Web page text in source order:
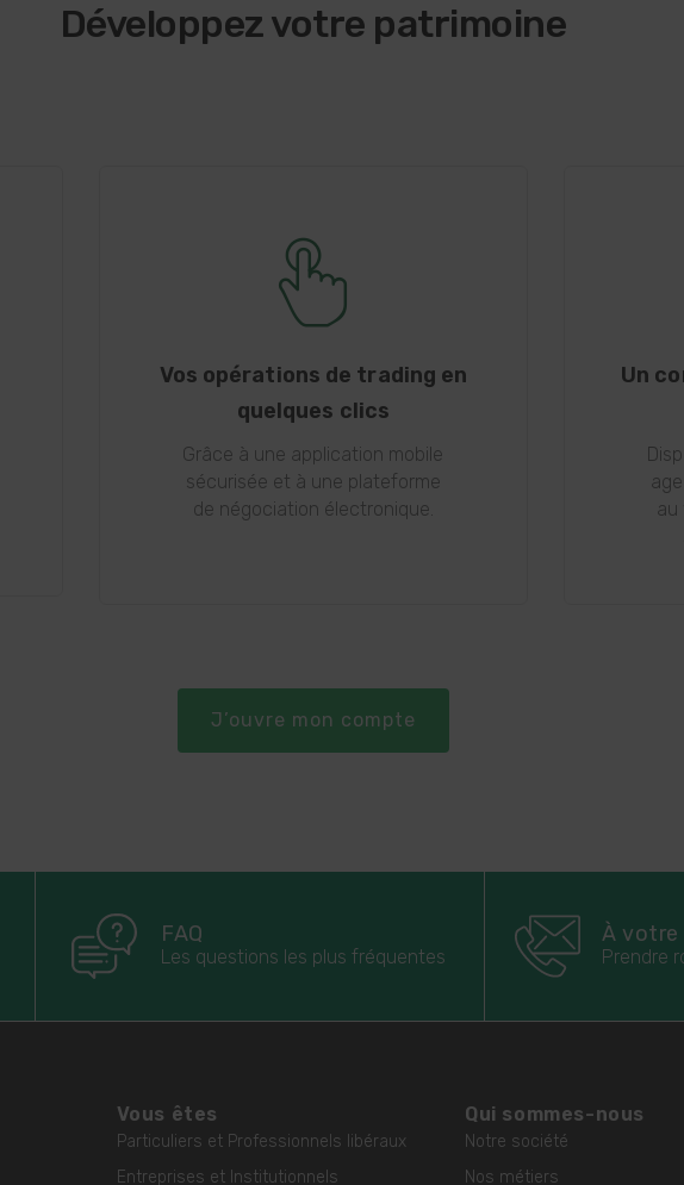
Développez votre patrimoine
Vos opérations de trading en
quelques clics
Grâce à une application mobile
sécurisée et à une plateforme
de négociation électronique.
Un
au
J’ouvre mon compte
FAQ
Les questions les plus fréquentes
À
Prendre
Vous êtes
Particuliers et Professionnels libéraux
Entreprises et Institutionnels
Qui sommes-nous
Notre société
Nos métiers